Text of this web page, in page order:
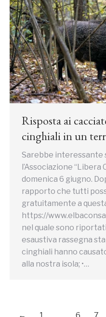
Risposta ai
cinghiali in un
Sarebbe interessante
l’Associazione “Libera
domenica 6 giugno.
rapporto che tutti
gratuitamente a
https://
nel quale sono
esaustiva rassegna
cinghiali hanno
alla nostra isola; •…